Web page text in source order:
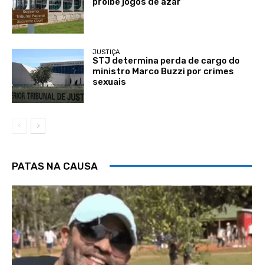
JUSTIÇA
STJ determina perda de cargo do
ministro Marco Buzzi por crimes
sexuais
PATAS NA CAUSA